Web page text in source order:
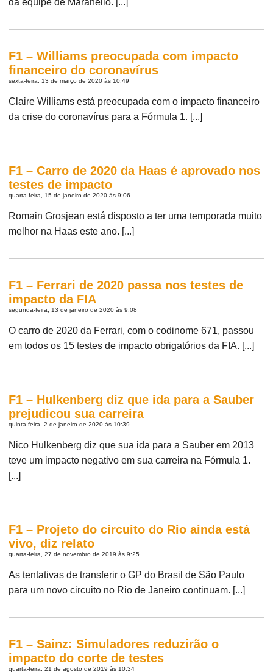
F1 – Williams preocupada com impacto
financeiro do coronavírus
sexta-feira, 13 de março de 2020 às 10:49
Claire Williams está preocupada com o impacto financeiro
da crise do coronavírus para a Fórmula 1. [...]
F1 – Carro de 2020 da Haas é aprovado nos
testes de impacto
quarta-feira, 15 de janeiro de 2020 às 9:06
Romain Grosjean está disposto a ter uma temporada muito
melhor na Haas este ano. [...]
F1 – Ferrari de 2020 passa nos testes de
impacto da FIA
segunda-feira, 13 de janeiro de 2020 às 9:08
O carro de 2020 da Ferrari, com o codinome 671, passou
em todos os 15 testes de impacto obrigatórios da FIA. [...]
F1 – Hulkenberg diz que ida para a Sauber
prejudicou sua carreira
quinta-feira, 2 de janeiro de 2020 às 10:39
Nico Hulkenberg diz que sua ida para a Sauber em 2013
teve um impacto negativo em sua carreira na Fórmula 1.
[...]
F1 – Projeto do circuito do Rio ainda está
vivo, diz relato
quarta-feira, 27 de novembro de 2019 às 9:25
As tentativas de transferir o GP do Brasil de São Paulo
para um novo circuito no Rio de Janeiro continuam. [...]
F1 – Sainz: Simuladores reduzirão o
impacto do corte de testes
quarta-feira, 21 de agosto de 2019 às 10:34